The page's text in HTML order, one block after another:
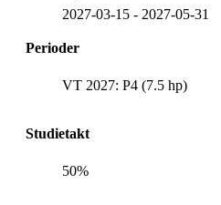
2027-03-15 - 2027-05-31
Perioder
VT 2027: P4 (7.5 hp)
Studietakt
50%